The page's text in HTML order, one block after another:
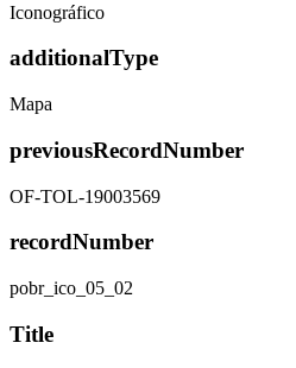
Iconográfico
additionalType
Mapa
previousRecordNumber
OF-TOL-19003569
recordNumber
pobr_ico_05_02
Title